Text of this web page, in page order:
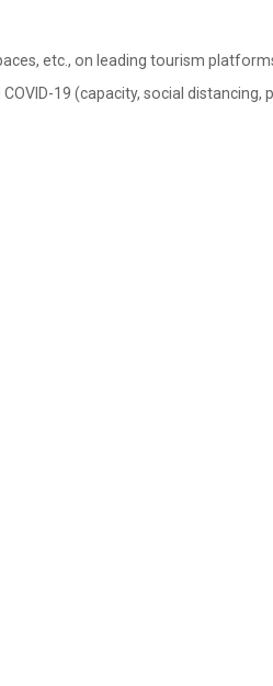
etc., on leading tourism
19 (capacity, social distancing,